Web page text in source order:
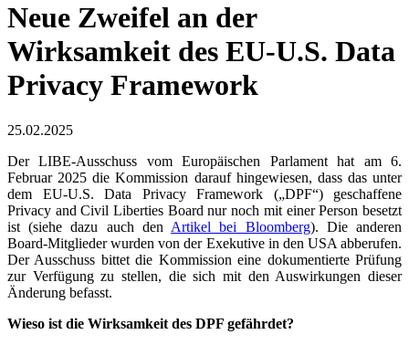
Neue Zweifel an der
Wirksamkeit des EU-U.S. Data
Privacy Framework
25.02.2025
Der LIBE-Ausschuss vom Europäischen Parlament hat am 6.
Februar 2025 die Kommission darauf hingewiesen, dass das unter
dem EU-U.S. Data Privacy Framework („DPF“) geschaffene
Privacy and Civil Liberties Board nur noch mit einer Person besetzt
ist (siehe dazu auch den Artikel bei Bloomberg). Die anderen
Board-Mitglieder wurden von der Exekutive in den USA abberufen.
Der Ausschuss bittet die Kommission eine dokumentierte Prüfung
zur Verfügung zu stellen, die sich mit den Auswirkungen dieser
Änderung befasst.
Wieso ist die Wirksamkeit des DPF gefährdet?